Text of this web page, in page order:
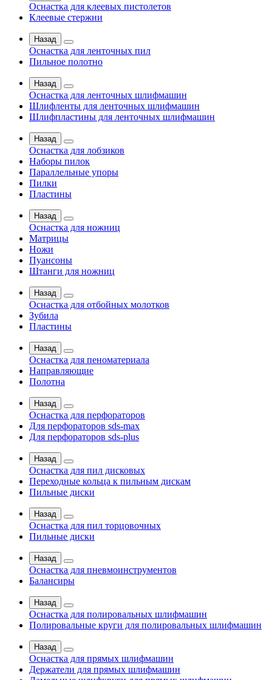
Оснастка для клеевых пистолетов
Клеевые стержни
Назад
Оснастка для ленточных пил
Пильное полотно
Назад
Оснастка для ленточных шлифмашин
Шлифленты для ленточных шлифмашин
Шлифпластины для ленточных шлифмашин
Назад
Оснастка для лобзиков
Наборы пилок
Параллельные упоры
Пилки
Пластины
Назад
Оснастка для ножниц
Матрицы
Ножи
Пуансоны
Штанги для ножниц
Назад
Оснастка для отбойных молотков
Зубила
Пластины
Назад
Оснастка для пеноматериала
Направляющие
Полотна
Назад
Оснастка для перфораторов
Для перфораторов sds-max
Для перфораторов sds-plus
Назад
Оснастка для пил дисковых
Переходные кольца к пильным дискам
Пильные диски
Назад
Оснастка для пил торцовочных
Пильные диски
Назад
Оснастка для пневмоинструментов
Балансиры
Назад
Оснастка для полировальных шлифмашин
Полировальные круги для полировальных шлифмашин
Назад
Оснастка для прямых шлифмашин
Держатели для прямых шлифмашин